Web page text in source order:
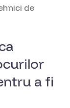
de
a fi